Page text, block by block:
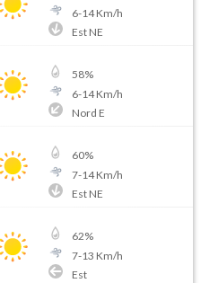
6-14Km/h
Est NE
58%
6-14Km/h
Nord E
60%
7-14Km/h
Est NE
62%
7-13 Km/h
Est